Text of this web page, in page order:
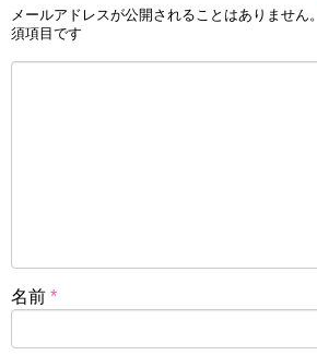
メールアドレスが公開されることはありません。
須項目です
名前 *